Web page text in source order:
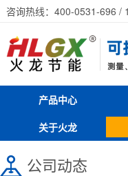
咨询热线：400-0531-696 /
产品中心
关于火龙
公司动态